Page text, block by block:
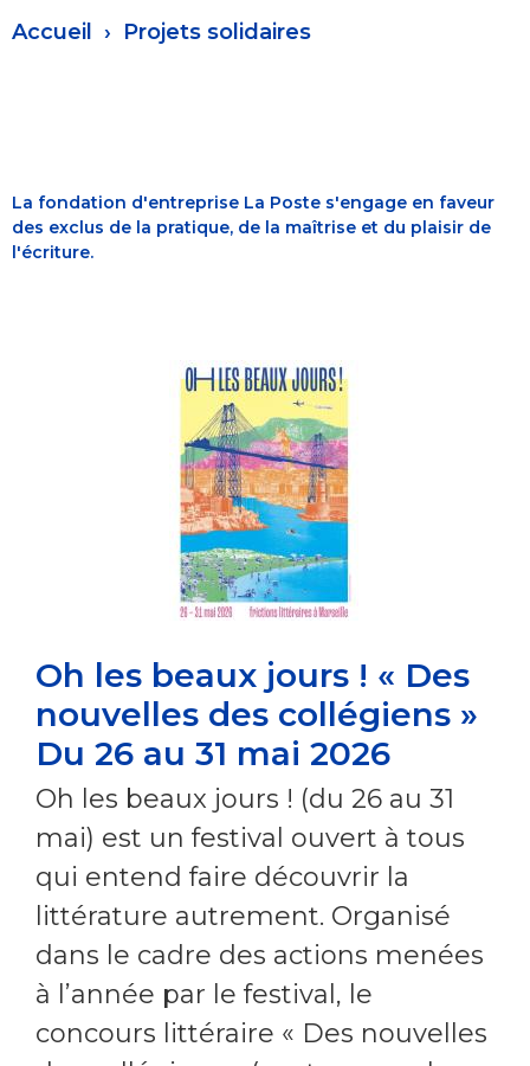
Fil
Accueil Projets solidaires
La fondation d'entreprise La Poste s'engage en faveur
des exclus de la pratique, de la maîtrise et du plaisir de
l'écriture.
Oh les beaux jours ! « Des
nouvelles des collégiens »
Du 26 au 31 mai 2026
Oh les beaux jours ! (du 26 au 31
mai) est un festival ouvert à tous
qui entend faire découvrir la
littérature autrement. Organisé
dans le cadre des actions menées
à l’année par le festival, le
concours littéraire « Des nouvelles